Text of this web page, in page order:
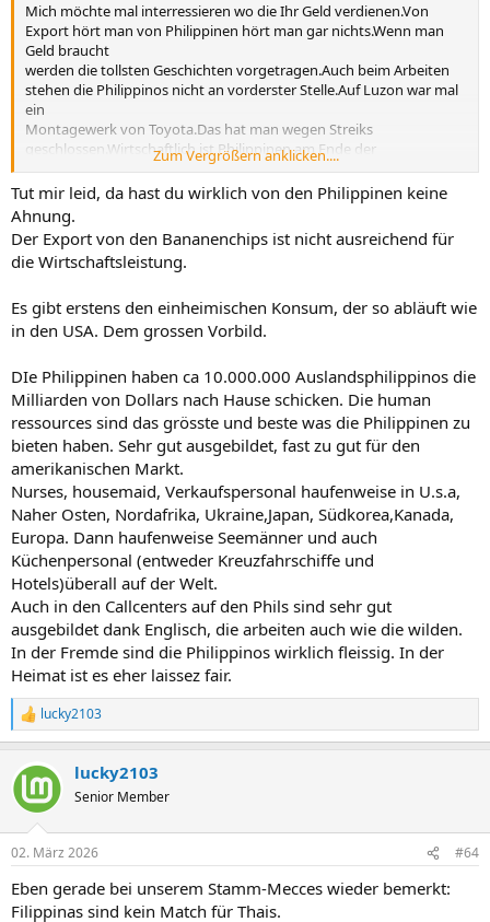
Mich möchte mal interressieren wo die Ihr Geld verdienen.Von
Export hört man von Philippinen hört man gar nichts.Wenn man
Geld braucht
werden die tollsten Geschichten vorgetragen.Auch beim Arbeiten
stehen die Philippinos nicht an vorderster Stelle.Auf Luzon war mal
ein
Montagewerk von Toyota.Das hat man wegen Streiks
geschlossen.Wirtschaftlich ist Philippinen am Ende der
Fahnenstange.
Zum Vergrößern anklicken....
Tut mir leid, da hast du wirklich von den Philippinen keine
Ahnung.
Der Export von den Bananenchips ist nicht ausreichend für
die Wirtschaftsleistung.
Es gibt erstens den einheimischen Konsum, der so abläuft wie
in den USA. Dem grossen Vorbild.
DIe Philippinen haben ca 10.000.000 Auslandsphilippinos die
Milliarden von Dollars nach Hause schicken. Die human
ressources sind das grösste und beste was die Philippinen zu
bieten haben. Sehr gut ausgebildet, fast zu gut für den
amerikanischen Markt.
Nurses, housemaid, Verkaufspersonal haufenweise in U.s.a,
Naher Osten, Nordafrika, Ukraine,Japan, Südkorea,Kanada,
Europa. Dann haufenweise Seemänner und auch
Küchenpersonal (entweder Kreuzfahrschiffe und
Hotels)überall auf der Welt.
Auch in den Callcenters auf den Phils sind sehr gut
ausgebildet dank Englisch, die arbeiten auch wie die wilden.
In der Fremde sind die Philippinos wirklich fleissig. In der
Heimat ist es eher laissez fair.
R
e
k
i
n
e
n
:
lucky2103
lucky2103
Senior Member
02. März 2026 #64
Eben gerade bei unserem Stamm-Mecces wieder bemerkt:
Filippinas sind kein Match für Thais.